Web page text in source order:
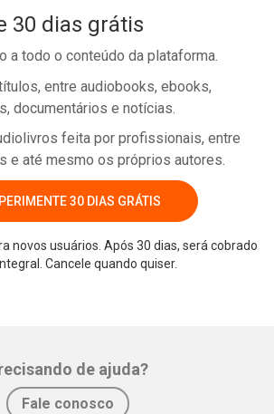
30 dias grátis
a todo o conteúdo da plataforma.
entre audiobooks, ebooks,
documentários e notícias.
feita por profissionais, entre
e até mesmo os próprios autores.
30 DIAS GRÁTIS
novos usuários. Após 30 dias, será cobrado
Cancele quando quiser.
de ajuda?
Fale conosco